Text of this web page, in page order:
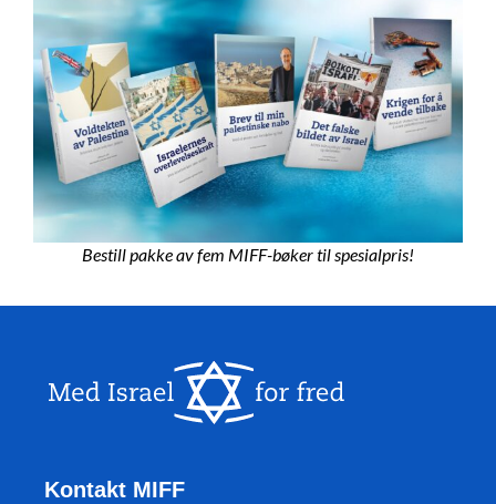
Bestill pakke av fem MIFF-bøker til spesialpris!
Kontakt MIFF